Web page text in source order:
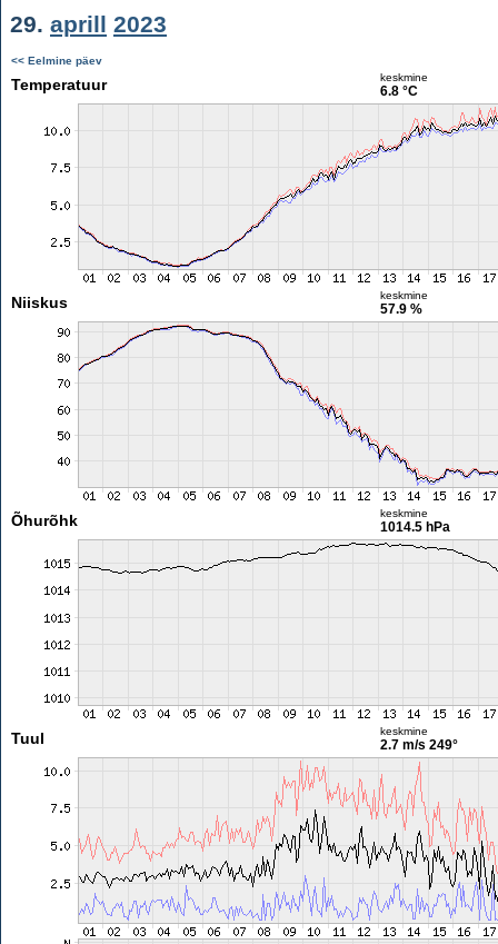
29. aprill 2023
<< Eelmine päev
Temperatuur keskmine
6.8 °C
Niiskus keskmine
57.9 %
Õhurõhk keskmine
1014.5 hPa
Tuul keskmine
2.7 m/s 249°